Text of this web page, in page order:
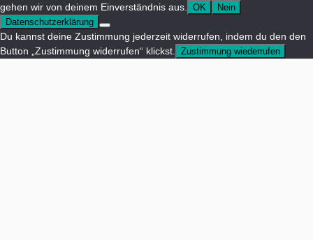
gehen wir von deinem Einverständnis aus.
OK
Nein
Datenschutzerklärung
Du kannst deine Zustimmung jederzeit widerrufen, indem du den den
Button „Zustimmung widerrufen“ klickst.
Zustimmung wiederrufen